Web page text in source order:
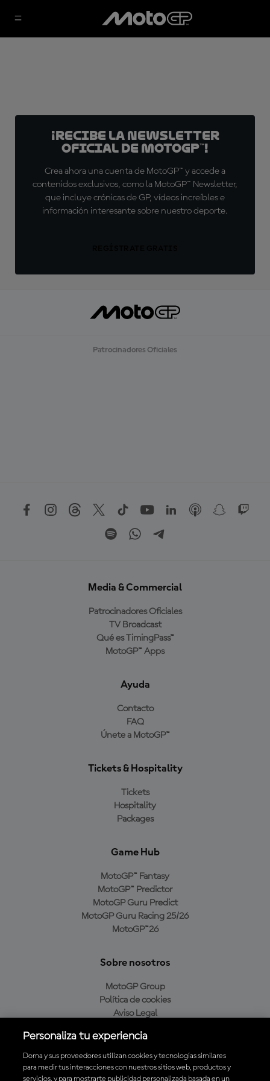
¡Recibe la Newsletter
oficial de MotoGP™!
Crea ahora una cuenta de MotoGP™ y accede a
contenidos exclusivos, como la MotoGP™ Newsletter,
que incluye crónicas de GP, vídeos increíbles e
información interesante sobre nuestro deporte.
Patrocinadores Oficiales
Media & Commercial
Patrocinadores Oficiales
TV Broadcast
Qué es TimingPass™
MotoGP™ Apps
Ayuda
Contacto
FAQ
Únete a MotoGP™
Tickets & Hospitality
Tickets
Hospitality
Packages
Game Hub
MotoGP™ Fantasy
MotoGP™ Predictor
MotoGP Guru Predict
MotoGP Guru Racing 25/26
MotoGP™26
Sobre nosotros
MotoGP Group
Política de cookies
Aviso Legal
Política de compra
Personaliza tu experiencia
Dorna y sus proveedores utilizan cookies y tecnologías similares
para medir tus interacciones con nuestros sitios web, productos y
servicios, y para mostrarte publicidad personalizada basada en un